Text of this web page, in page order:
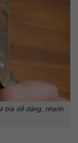
bia dễ dàng, nhanh